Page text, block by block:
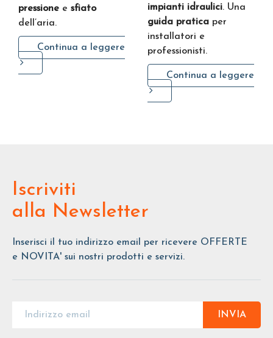
pressione e sfiato
dell’aria.
Continua a leggere
impianti idraulici. Una
guida pratica per
installatori e
professionisti.
Continua a leggere
Iscriviti
alla Newsletter
Inserisci il tuo indirizzo email per ricevere OFFERTE
e NOVITA' sui nostri prodotti e servizi.
INVIA